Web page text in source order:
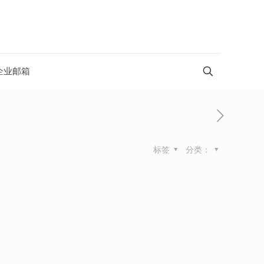
业邮箱
分类：
标签